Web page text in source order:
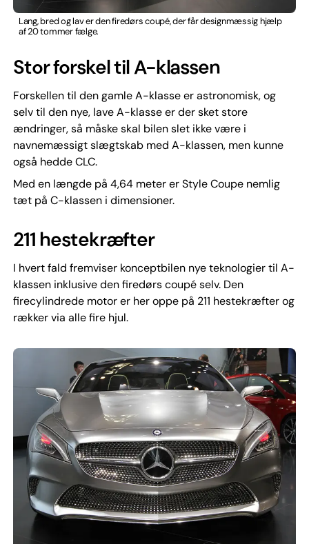
Lang, bred og lav er den firedørs coupé, der får designmæssig hjælp
af 20 tommer fælge.
Stor forskel til A-klassen
Forskellen til den gamle A-klasse er astronomisk, og
selv til den nye, lave A-klasse er der sket store
ændringer, så måske skal bilen slet ikke være i
navnemæssigt slægtskab med A-klassen, men kunne
også hedde CLC.
Med en længde på 4,64 meter er Style Coupe nemlig
tæt på C-klassen i dimensioner.
211 hestekræfter
I hvert fald fremviser konceptbilen nye teknologier til A-
klassen inklusive den firedørs coupé selv. Den
firecylindrede motor er her oppe på 211 hestekræfter og
rækker via alle fire hjul.